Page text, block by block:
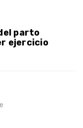
parto
ejercicio